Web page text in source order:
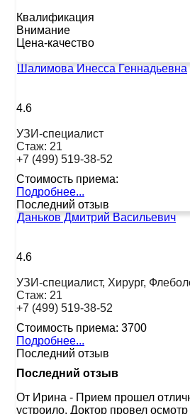
Квалификация
Внимание
Цена-качество
Шалимова Инесса Геннадьевна
4.6
УЗИ-специалист
Стаж: 21
+7 (499) 519-38-52
Стоимость приема:
Подробнее...
Последний отзыв
Даньков Дмитрий Васильевич
4.6
УЗИ-специалист, Хирург,
Стаж: 21
+7 (499) 519-38-52
Стоимость приема: 3700
Подробнее...
Последний отзыв
Последний отзыв
От Ирина - Прием прошел
устроило. Доктор провел